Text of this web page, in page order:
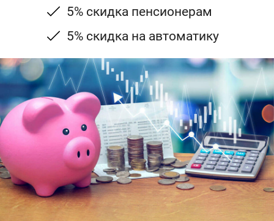
5% скидка пенсионерам
5% скидка на автоматику